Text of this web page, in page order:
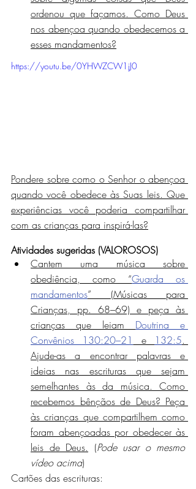
ordenou que façamos. Como Deus
nos abençoa quando obedecemos a
esses mandamentos?
https://youtu.be/0YHWZCW1jJ0
Pondere sobre como o Senhor o abençoa
quando você obedece às Suas leis. Que
experiências você poderia compartilhar
com as crianças para inspirá-las?
Atividades sugeridas (VALOROSOS)
Cantem uma música sobre
obediência, como “Guarda os
mandamentos” (Músicas para
Crianças, pp. 68–69) e peça às
crianças que leiam Doutrina e
Convênios 130:20–21
e 132:5.
Ajude-as a encontrar palavras e
ideias nas escrituras que sejam
semelhantes às da música. Como
recebemos bênçãos de Deus? Peça
às crianças que compartilhem como
foram abençoadas por obedecer às
leis de Deus. (Pode usar o mesmo
vídeo acima)
Cartões das escrituras: